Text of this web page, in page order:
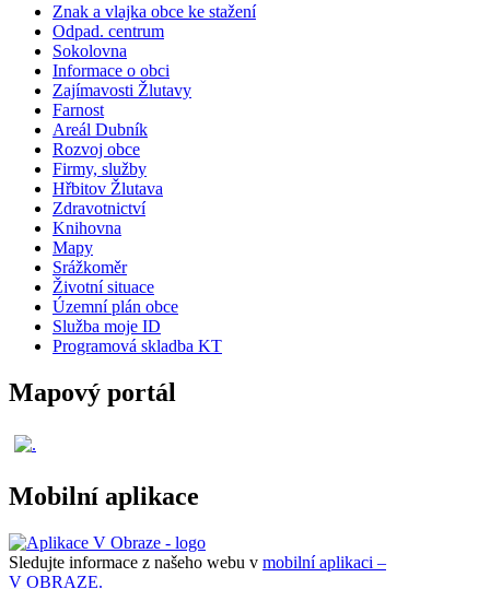
Znak a vlajka obce ke stažení
Odpad. centrum
Sokolovna
Informace o obci
Zajímavosti Žlutavy
Farnost
Areál Dubník
Rozvoj obce
Firmy, služby
Hřbitov Žlutava
Zdravotnictví
Knihovna
Mapy
Srážkoměr
Životní situace
Územní plán obce
Služba moje ID
Programová skladba KT
Mapový portál
Mobilní aplikace
Sledujte informace z našeho webu v mobilní aplikaci –
V OBRAZE.